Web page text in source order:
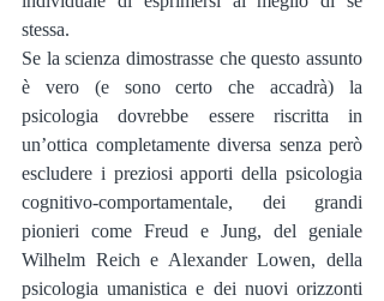
stessa.
Se la scienza dimostrasse che questo assunto
è vero (e sono certo che accadrà) la
psicologia dovrebbe essere riscritta in
un’ottica completamente diversa senza però
escludere i preziosi apporti della psicologia
cognitivo-comportamentale, dei grandi
pionieri come Freud e Jung, del geniale
Wilhelm Reich e Alexander Lowen, della
psicologia umanistica e dei nuovi orizzonti